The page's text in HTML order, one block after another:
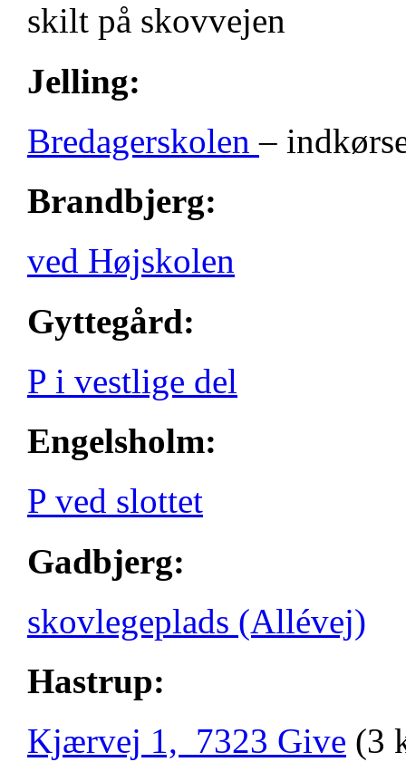
skilt på skovvejen
Jelling:
Bredagerskolen–
Brandbjerg:
ved Højskolen
Gyttegård:
P i vestlige del
Engelsholm:
P ved slottet
Gadbjerg:
skovlegeplads (Allévej)
Hastrup:
Kjærvej 1, 7323 Give (3